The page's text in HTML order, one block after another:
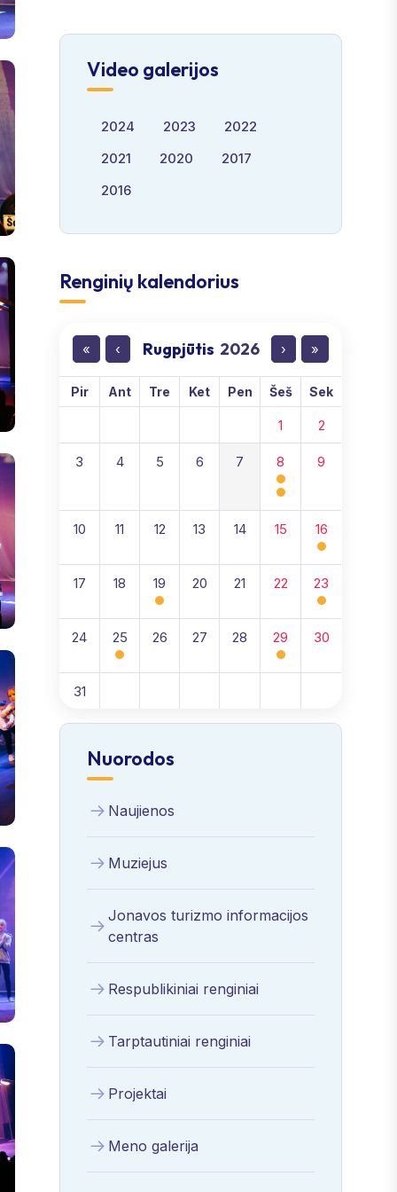
Video galerijos
2024 2023
2022
2021
2020
2017
2016
Renginių kalendorius
« ‹ Rugpjūtis 2026 › »
Pir Ant Tre Ket Pen Šeš Sek
1 2
3 4 5 6 7 8 9
10 11 12 13 14 15 16
17 18 19 20 21 22 23
24 25 26 27 28 29 30
31
Nuorodos
Naujienos
Muziejus
Jonavos turizmo informacijos
centras
Respublikiniai renginiai
Tarptautiniai renginiai
Projektai
Meno galerija